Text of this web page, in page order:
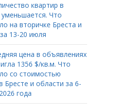
квартир в
Что
на вторичке Бреста и
13-20 июля
цена в объявлениях
1356 $/кв.м. Что
со стоимостью
Бресте и области за 6-
года